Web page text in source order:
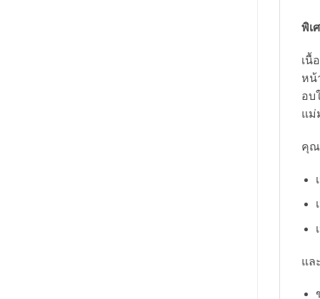
พิเ
เนื้
หน้
อบ
แม่
คุณ
แล